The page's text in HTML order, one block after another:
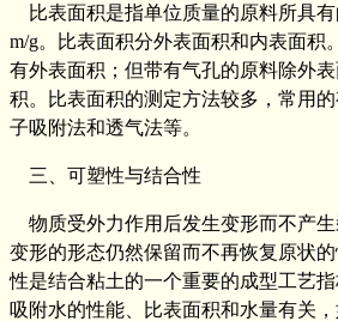
比表面积是指单位质量的原料所具
m/g。比表面积分外表面积和内表面积
有外表面积；但带有气孔的原料除外
积。比表面积的测定方法较多，常用
子吸附法和透气法等。
三、可塑性与结合性
物质受外力作用后发生变形而不产生
变形的形态仍然保留而不再恢复原状
性是结合粘土的一个重要的成型工艺
吸附水的性能、比表面积和水量有关